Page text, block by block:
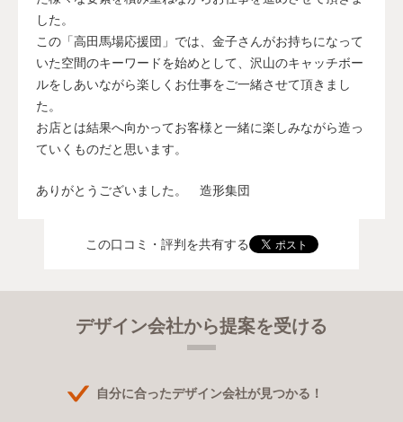
した。
この「高田馬場応援団」では、金子さんがお持ちになって
いた空間のキーワードを始めとして、沢山のキャッチボー
ルをしあいながら楽しくお仕事をご一緒させて頂きまし
た。
お店とは結果へ向かってお客様と一緒に楽しみながら造っ
ていくものだと思います。
ありがとうございました。 造形集団
この口コミ・評判を共有する
デザイン会社から提案を受ける
自分に合ったデザイン会社が見つかる！